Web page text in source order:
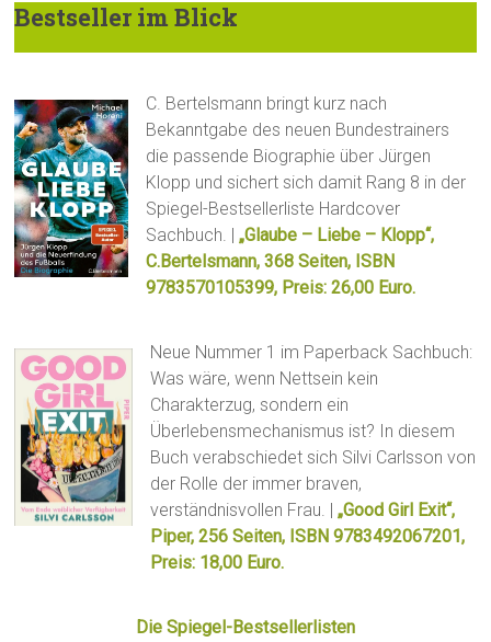
Bestseller im Blick
C. Bertelsmann bringt kurz nach
Bekanntgabe des neuen Bundestrainers
die passende Biographie über Jürgen
Klopp und sichert sich damit Rang 8 in der
Spiegel-Bestsellerliste Hardcover
Sachbuch. |„Glaube – Liebe – Klopp“,
C.Bertelsmann, 368 Seiten, ISBN
9783570105399, Preis: 26,00 Euro.
Neue Nummer 1 im Paperback Sachbuch:
Was wäre, wenn Nettsein kein
Charakterzug, sondern ein
Überlebensmechanismus ist? In diesem
Buch verabschiedet sich Silvi Carlsson von
der Rolle der immer braven,
verständnisvollen Frau. |„Good Girl Exit“,
Piper, 256 Seiten, ISBN 9783492067201,
Preis: 18,00 Euro.
Die Spiegel-Bestsellerlisten